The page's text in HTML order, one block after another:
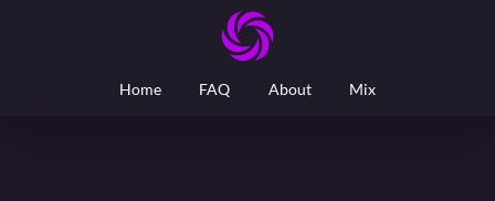
Home FAQ About Mix